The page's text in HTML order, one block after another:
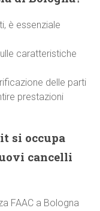
è essenziale
caratteristiche
delle parti
prestazioni
si occupa
cancelli
FAAC a Bologna